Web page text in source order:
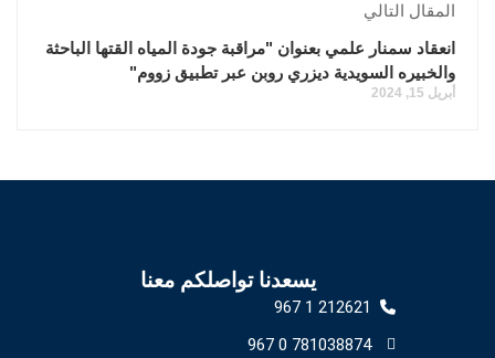
المقال التالي
انعقاد سمنار علمي بعنوان "مراقبة جودة المياه القتها الباحثة
والخبيره السويدية ديزري روبن عبر تطبيق زووم"
أبريل 15, 2024
يسعدنا تواصلكم معنا
212621 1 967
781038874 0 967